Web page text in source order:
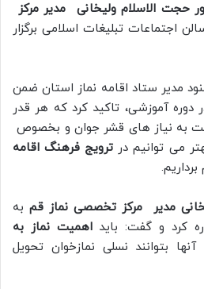
حجت الاسلام ولیخانی مدیر مرکز
اجتماعات تبلیغات اسلامی برگزار
مدیر ستاد اقامه نماز استان ضمن
آموزشی، تاکید کرد که هر قدر
به نیاز های قشر جوان و بخصوص
می توانیم در ترویج فرهنگ اقامه
مدیر مرکز تخصصی نماز قم به
کرد و گفت: بایداهمیت نماز به
بتوانند نسلی نمازخوان تحویل